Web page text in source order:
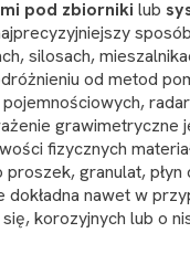
pod zbiorniki lub
silosach,
od metod
grawimetryczne
fizycznych
granulat,
nawet w
korozyjnych lub o